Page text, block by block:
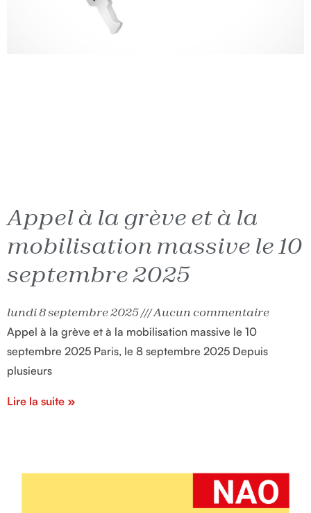
Appel à la grève et à la
mobilisation massive le 10
septembre 2025
lundi 8 septembre 2025
Aucun commentaire
Appel à la grève et à la mobilisation massive le 10
septembre 2025 Paris, le 8 septembre 2025 Depuis
plusieurs
Lire la suite »